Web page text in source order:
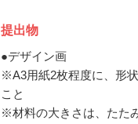
提出物
●デザイン画
※A3用紙2枚程度に、形
こと
※材料の大きさは、たた